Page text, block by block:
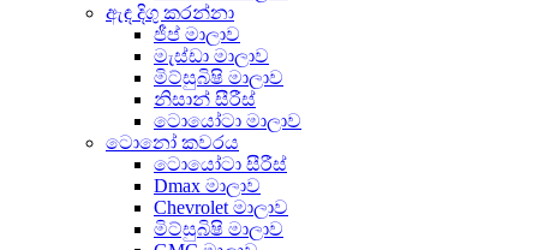
ඇඳ දිගු කරන්නා
ජීප් මාලාව
මැස්ඩා මාලාව
මිට්සුබිෂි මාලාව
නිසාන් සීරීස්
ටොයෝටා මාලාව
ටොනෝ කවරය
ටොයෝටා සීරීස්
Dmax මාලාව
Chevrolet මාලාව
මිට්සුබිෂි මාලාව